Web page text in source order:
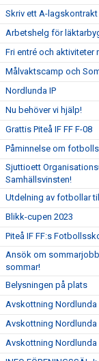
Skriv ett A-
Arbetshelg för
Fri entré och aktiviteter
Målvaktscamp och
Nordlunda IP
Nu behöver vi hjälp!
Grattis Piteå IF FF F-08
Påminnelse om
Sjuttioett
Samhällsvinsten!
Utdelning av fotbollar
Blikk-cupen 2023
Piteå IF FF:s
Ansök om
sommar!
Belysningen på plats
Avskottning Nordlunda
Avskottning Nordlunda
Avskottning Nordlunda